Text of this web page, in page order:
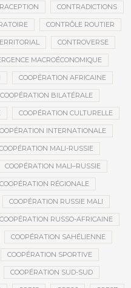
CONTRADICTIONS
CONTRÔLE ROUTIER
CONTROVERSE
MACROÉCONOMIQUE
COOPÉRATION AFRICAINE
COOPÉRATION BILATÉRALE
COOPÉRATION CULTURELLE
INTERNATIONALE
MALI-RUSSIE
COOPÉRATION MALI–RUSSIE
COOPÉRATION RÉGIONALE
COOPÉRATION RUSSIE MALI
COOPÉRATION RUSSO-AFRICAINE
COOPÉRATION SAHÉLIENNE
COOPÉRATION SPORTIVE
COOPÉRATION SUD-SUD